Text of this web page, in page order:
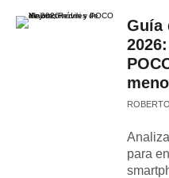
Guía
para